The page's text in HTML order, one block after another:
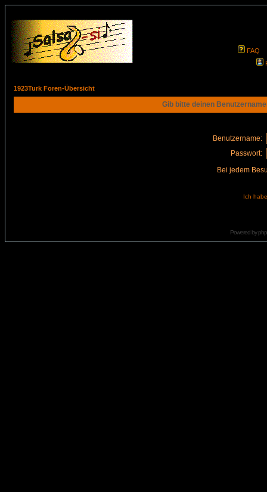
FAQ
1923Turk Foren-Übersicht
Gib bitte deinen
Benutzername:
Passwort:
Bei jedem
Ich
Powered by